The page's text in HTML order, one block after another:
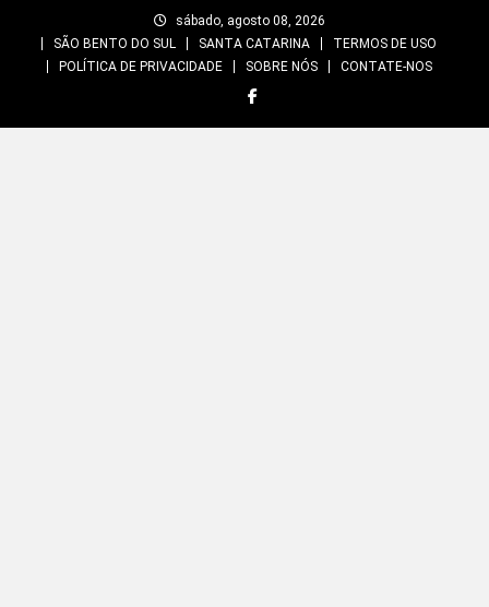
sábado, agosto 08, 2026
SÃO BENTO DO SUL
SANTA CATARINA
TERMOS DE USO
POLÍTICA DE PRIVACIDADE
SOBRE NÓS CONTATE-NOS